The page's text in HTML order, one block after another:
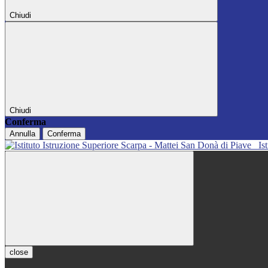
Chiudi
Chiudi
Conferma
Annulla Conferma
close